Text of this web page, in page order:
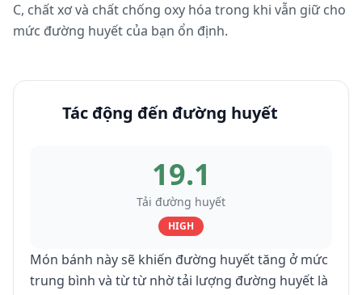
C, chất xơ và chất chống oxy hóa trong khi vẫn giữ cho
mức đường huyết của bạn ổn định.
Tác động đến đường huyết
19.1
Tải đường huyết
HIGH
Món bánh này sẽ khiến đường huyết tăng ở mức
trung bình và từ từ nhờ tải lượng đường huyết là